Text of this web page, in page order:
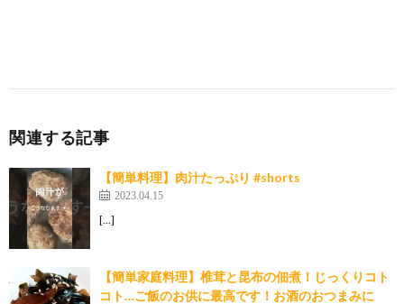
関連する記事
【簡単料理】肉汁たっぷり #shorts
2023.04.15
[…]
【簡単家庭料理】椎茸と昆布の佃煮！じっくりコト
コト…ご飯のお供に最高です！お酒のおつまみに